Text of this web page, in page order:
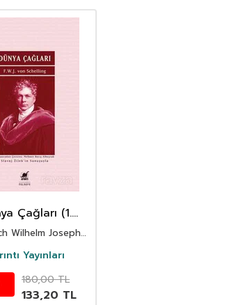
Çağları (1.
Basım)
Wilhelm Joseph
Yayınları
180,00TL
133,20 TL